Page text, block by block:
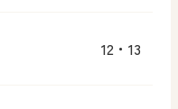
12・13